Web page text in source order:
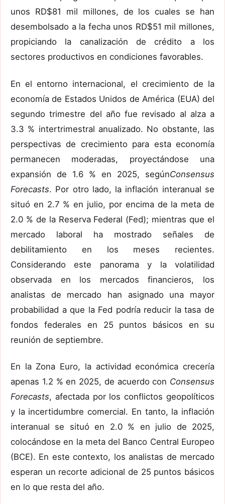
unos RD$81 mil millones, de los cuales se han
desembolsado a la fecha unos RD$51 mil millones,
propiciando la canalización de crédito a los
sectores productivos en condiciones favorables.
En el entorno internacional, el crecimiento de la
economía de Estados Unidos de América (EUA) del
segundo trimestre del año fue revisado al alza a
3.3 % intertrimestral anualizado. No obstante, las
perspectivas de crecimiento para esta economía
permanecen moderadas, proyectándose una
expansión de 1.6 % en 2025, segúnConsensus
Forecasts. Por otro lado, la inflación interanual se
situó en 2.7 % en julio, por encima de la meta de
2.0 % de la Reserva Federal (Fed); mientras que el
mercado laboral ha mostrado señales de
debilitamiento en los meses recientes.
Considerando este panorama y la volatilidad
observada en los mercados financieros, los
analistas de mercado han asignado una mayor
probabilidad a que la Fed podría reducir la tasa de
fondos federales en 25 puntos básicos en su
reunión de septiembre.
En la Zona Euro, la actividad económica crecería
apenas 1.2 % en 2025, de acuerdo con Consensus
Forecasts, afectada por los conflictos geopolíticos
y la incertidumbre comercial. En tanto, la inflación
interanual se situó en 2.0 % en julio de 2025,
colocándose en la meta del Banco Central Europeo
(BCE). En este contexto, los analistas de mercado
esperan un recorte adicional de 25 puntos básicos
en lo que resta del año.